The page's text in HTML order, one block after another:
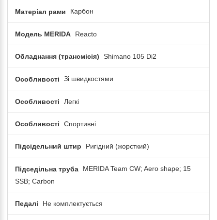
Матеріал рами Карбон
Модель MERIDA Reacto
Обладнання (трансмісія) Shimano 105 Di2
Особливості Зі швидкостями
Особливості Легкі
Особливості Спортивні
Підсідельний штир Ригідний (жорсткий)
Підседільна труба
MERIDA Team CW; Aero shape; 15
SSB; Carbon
Педалі Не комплектується